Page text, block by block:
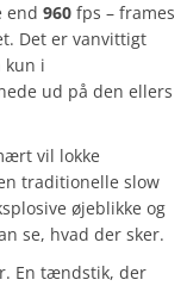
end 960 fps – frames
Det er vanvittigt
kun i
ud på den ellers
vil lokke
traditionelle slow
øjeblikke og
se, hvad der sker.
En tændstik, der